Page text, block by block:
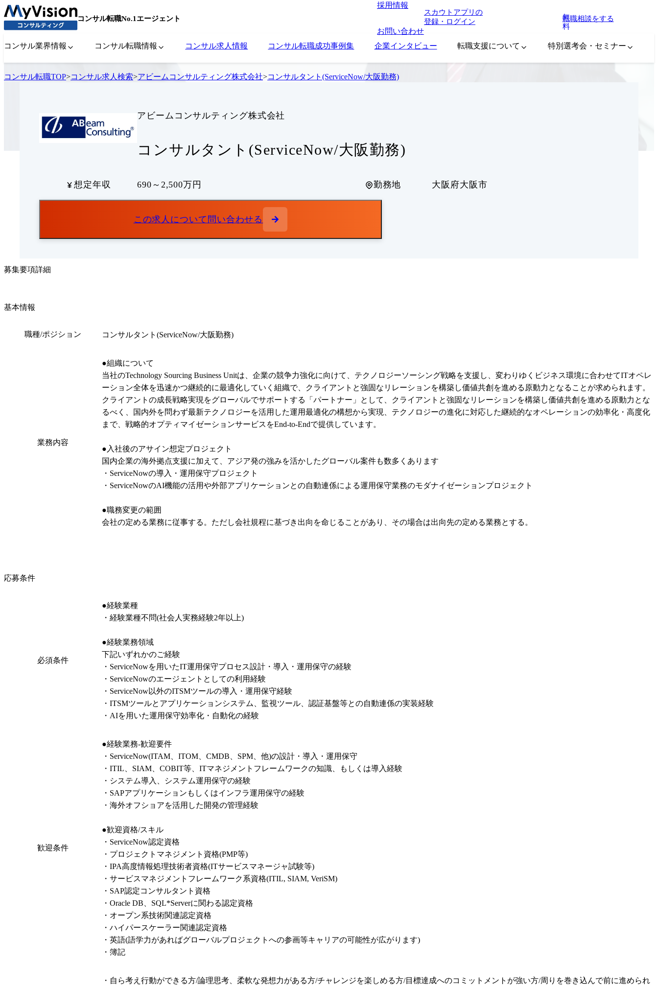
コンサル転職No.1エージェント
採用情報
お問い合わせ
スカウトアプリの
登録・ログイン
無
料
転職相談をする
コンサル業界情報 コンサル転職情報 コンサル求人情報 コンサル転職成功事例集 企業インタビュー 転職支援について 特別選考会・セミナー
コンサル転職TOP>コンサル求人検索>アビームコンサルティング株式会社>コンサルタント(ServiceNow/大阪勤務)
アビームコンサルティング株式会社
コンサルタント(ServiceNow/大阪勤務)
想定年収 690～2,500万円 勤務地 大阪府大阪市
この求人について問い合わせる
募集要項詳細
基本情報
職種/ポジション コンサルタント(ServiceNow/大阪勤務)
業務内容
●組織について
当社のTechnology Sourcing Business Unitは、企業の競争力強化に向けて、テクノロジーソーシング戦略を支援し、変わりゆくビジネス環境に合わせてITオペレ
ーション全体を迅速かつ継続的に最適化していく組織で、クライアントと強固なリレーションを構築し価値共創を進める原動力となることが求められます。
クライアントの成長戦略実現をグローバルでサポートする「パートナー」として、クライアントと強固なリレーションを構築し価値共創を進める原動力とな
るべく、国内外を問わず最新テクノロジーを活用した運用最適化の構想から実現、テクノロジーの進化に対応した継続的なオペレーションの効率化・高度化
まで、戦略的オプティマイゼーションサービスをEnd-to-Endで提供しています。
●入社後のアサイン想定プロジェクト
国内企業の海外拠点支援に加えて、アジア発の強みを活かしたグローバル案件も数多くあります
・ServiceNowの導入・運用保守プロジェクト
・ServiceNowのAI機能の活用や外部アプリケーションとの自動連係による運用保守業務のモダナイゼーションプロジェクト
●職務変更の範囲
会社の定める業務に従事する。ただし会社規程に基づき出向を命じることがあり、その場合は出向先の定める業務とする。
応募条件
必須条件
●経験業種
・経験業種不問(社会人実務経験2年以上)
●経験業務領域
下記いずれかのご経験
・ServiceNowを用いたIT運用保守プロセス設計・導入・運用保守の経験
・ServiceNowのエージェントとしての利用経験
・ServiceNow以外のITSMツールの導入・運用保守経験
・ITSMツールとアプリケーションシステム、監視ツール、認証基盤等との自動連係の実装経験
・AIを用いた運用保守効率化・自動化の経験
歓迎条件
●経験業務-歓迎要件
・ServiceNow(ITAM、ITOM、CMDB、SPM、他)の設計・導入・運用保守
・ITIL、SIAM、COBIT等、ITマネジメントフレームワークの知識、もしくは導入経験
・システム導入、システム運用保守の経験
・SAPアプリケーションもしくはインフラ運用保守の経験
・海外オフショアを活用した開発の管理経験
●歓迎資格/スキル
・ServiceNow認定資格
・プロジェクトマネジメント資格(PMP等)
・IPA高度情報処理技術者資格(ITサービスマネージャ試験等)
・サービスマネジメントフレームワーク系資格(ITIL, SIAM, VeriSM)
・SAP認定コンサルタント資格
・Oracle DB、SQL*Serverに関わる認定資格
・オープン系技術関連認定資格
・ハイパースケーラー関連認定資格
・英語(語学力があればグローバルプロジェクトへの参画等キャリアの可能性が広がります)
・簿記
・自ら考え行動ができる方/論理思考、柔軟な発想力がある方/チャレンジを楽しめる方/目標達成へのコミットメントが強い方/周りを巻き込んで前に進められ